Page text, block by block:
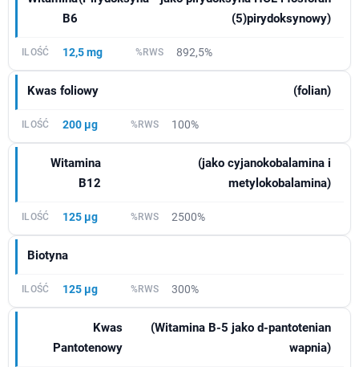
B6
(5)pirydoksynowy)
12,5 mg 892,5%
Kwas foliowy (folian)
200 µg 100%
Witamina
B12
(jako cyjanokobalamina i
metylokobalamina)
125 µg 2500%
Biotyna
125 µg 300%
Kwas
Pantotenowy
(Witamina B-5 jako d-pantotenian
wapnia)